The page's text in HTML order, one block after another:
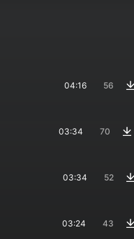
04:16 56
03:34 70
03:34 52
03:24 43